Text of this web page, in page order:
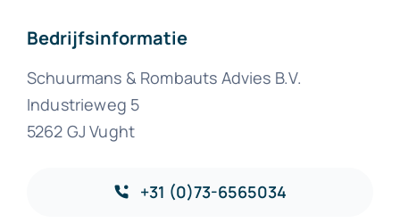
Bedrijfsinformatie
Schuurmans & Rombauts Advies B.V.
Industrieweg 5
5262 GJ Vught
+31 (0)73-6565034